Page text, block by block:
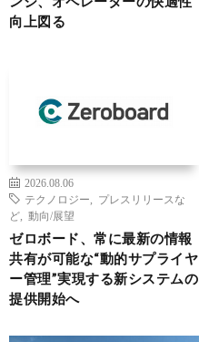
向上図る
2026.08.06
テクノロジー
プレスリリースな
ど
動向/展望
ゼロボード、常に最新の情報
共有が可能な“動的サプライヤ
ー管理”実現する新システムの
提供開始へ